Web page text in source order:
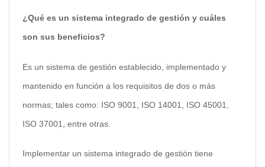
¿Qué es un sistema integrado de gestión y cuáles
son sus beneficios?
Es un sistema de gestión establecido, implementado y
mantenido en función a los requisitos de dos o más
normas; tales como: ISO 9001, ISO 14001, ISO 45001,
ISO 37001, entre otras.
Implementar un sistema integrado de gestión tiene